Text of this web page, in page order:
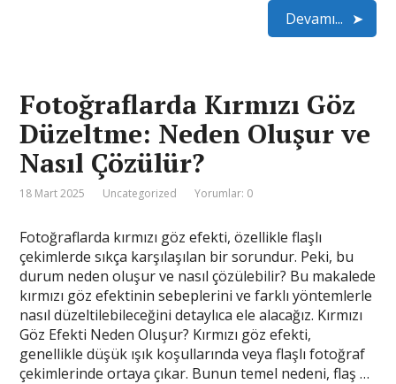
Devamı...
Fotoğraflarda Kırmızı Göz
Düzeltme: Neden Oluşur ve
Nasıl Çözülür?
18 Mart 2025 Uncategorized Yorumlar: 0
Fotoğraflarda kırmızı göz efekti, özellikle flaşlı
çekimlerde sıkça karşılaşılan bir sorundur. Peki, bu
durum neden oluşur ve nasıl çözülebilir? Bu makalede
kırmızı göz efektinin sebeplerini ve farklı yöntemlerle
nasıl düzeltilebileceğini detaylıca ele alacağız. Kırmızı
Göz Efekti Neden Oluşur? Kırmızı göz efekti,
genellikle düşük ışık koşullarında veya flaşlı fotoğraf
çekimlerinde ortaya çıkar. Bunun temel nedeni, flaş …